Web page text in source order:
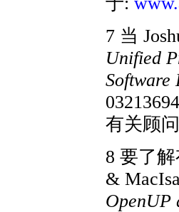
7 当
Unified
Software
有关顾
8 要了
&
OpenUP